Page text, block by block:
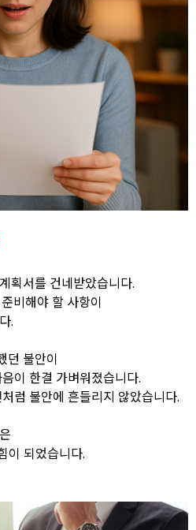
획서를 건네받았습니다.
비해야 할 사항이
.
던 불안이
이 한결 가벼워졌습니다.
럼 불안에 흔들리지 않았습니다.
이 되었습니다.